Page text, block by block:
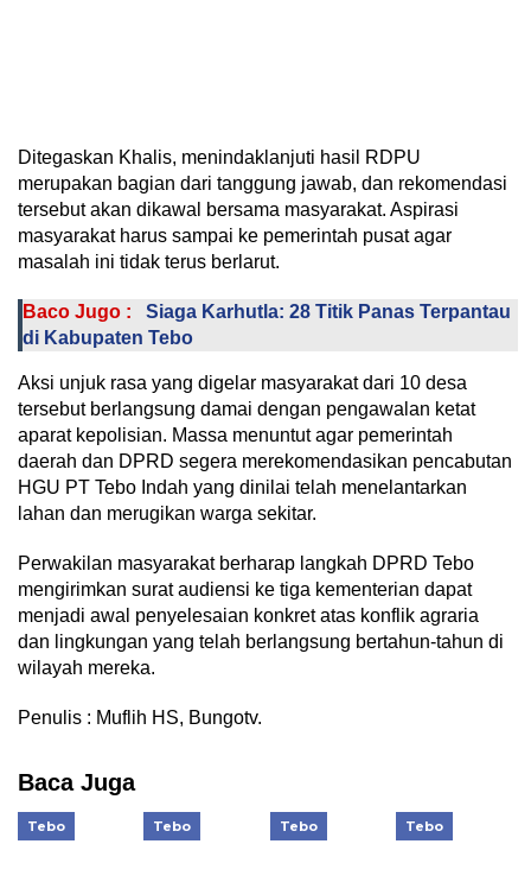
Ditegaskan Khalis, menindaklanjuti hasil RDPU
merupakan bagian dari tanggung jawab, dan rekomendasi
tersebut akan dikawal bersama masyarakat. Aspirasi
masyarakat harus sampai ke pemerintah pusat agar
masalah ini tidak terus berlarut.
Baco Jugo :
Siaga Karhutla: 28 Titik Panas Terpantau
di Kabupaten Tebo
Aksi unjuk rasa yang digelar masyarakat dari 10 desa
tersebut berlangsung damai dengan pengawalan ketat
aparat kepolisian. Massa menuntut agar pemerintah
daerah dan DPRD segera merekomendasikan pencabutan
HGU PT Tebo Indah yang dinilai telah menelantarkan
lahan dan merugikan warga sekitar.
Perwakilan masyarakat berharap langkah DPRD Tebo
mengirimkan surat audiensi ke tiga kementerian dapat
menjadi awal penyelesaian konkret atas konflik agraria
dan lingkungan yang telah berlangsung bertahun-tahun di
wilayah mereka.
Penulis : Muflih HS, Bungotv.
Baca Juga
Tebo Tebo Tebo Tebo